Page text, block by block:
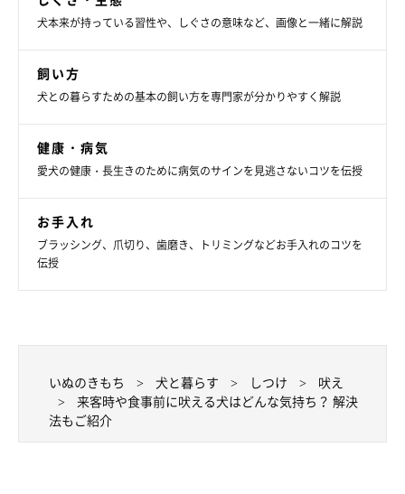
犬本来が持っている習性や、しぐさの意味など、画像と一緒に解説
飼い方
犬との暮らすための基本の飼い方を専門家が分かりやすく解説
健康・病気
愛犬の健康・長生きのために病気のサインを見逃さないコツを伝授
お手入れ
ブラッシング、爪切り、歯磨き、トリミングなどお手入れのコツを
伝授
いぬのきもち 犬と暮らす しつけ
吠え
来客時や食事前に吠える犬はどんな気持ち？ 解決
法もご紹介